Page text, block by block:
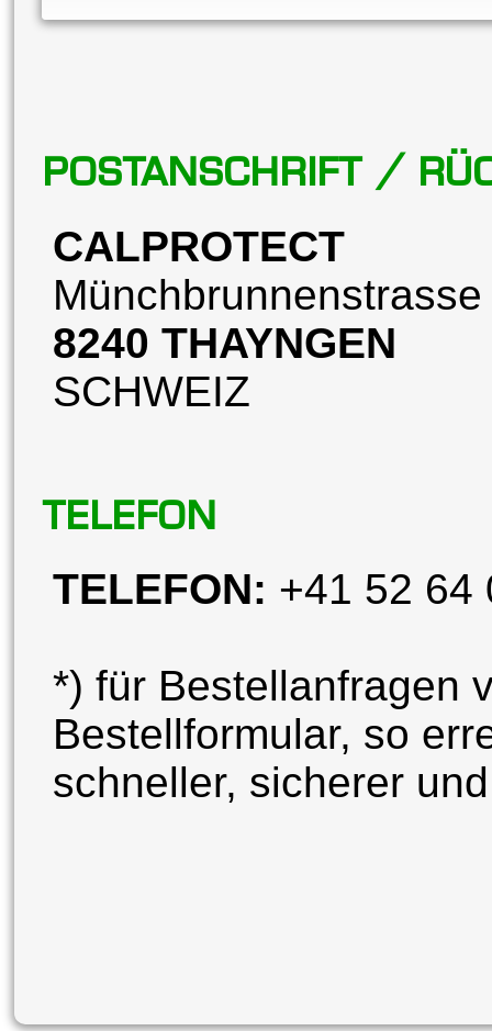
POSTANSCHRIFT /
CALPROTECT
Münchbrunnenstrasse
8240 THAYNGEN
SCHWEIZ
TELEFON
TELEFON: +41 52 64
*) für Bestellanfragen
Bestellformular, so
schneller, sicherer